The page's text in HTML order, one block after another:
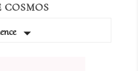
COSMOS
